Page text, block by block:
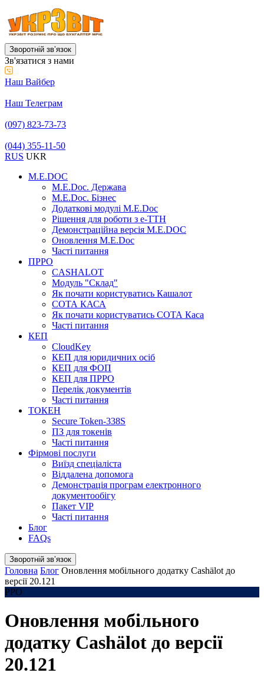
Зворотній звʼязок
Зв'язатися з нами
Наш Вайбер
Наш Телеграм
(097) 823-73-73
(044) 355-11-50
RUS UKR
M.E.DOC
M.E.Doc. Держава
M.E.Doc. Бізнес
Додаткові модулі M.E.Doc
Рішення для роботи з е-ТТН
Демонстраційна версія M.E.DOC
Оновлення M.E.Doc
Часті питання
ПРРО
CASHALOT
Модуль "Склад"
Як почати користуватись Кашалот
СОТА КАСА
Як почати користуватись СОТА Каса
Часті питання
КЕП
CloudKey
КЕП для юридичних осіб
КЕП для ФОП
КЕП для ПРРО
Перелік документів
Часті питання
ТОКЕН
Secure Token-338S
ПЗ для токенів
Часті питання
Фірмові послуги
Виїзд спеціаліста
Віддалена допомога
Демонстрація програм електронного
документообігу
Пакет VIP
Часті питання
Блог
FAQs
Зворотній звʼязок
Головна Блог Оновлення мобільного додатку Cashӓlot до
версії 20.121
РРО
Оновлення мобільного
додатку Cashӓlot до версії
20.121